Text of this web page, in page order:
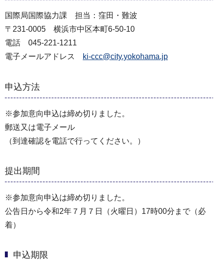
国際局国際協力課 担当：窪田・難波
〒231-0005 横浜市中区本町6-50-10
電話 045-221-1211
電子メールアドレス
ki-ccc@city.yokohama.jp
申込方法
※参加意向申込は締め切りました。
郵送又は電子メール
（到達確認を電話で行ってください。）
提出期間
※参加意向申込は締め切りました。
公告日から令和2年７月７日（火曜日）17時00分まで（必
着）
申込期限